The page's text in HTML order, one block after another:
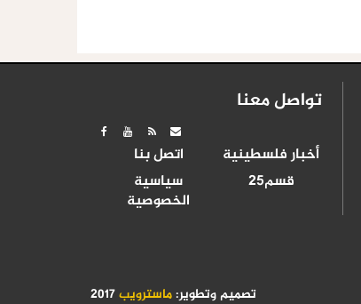
تواصل معنا
أخبار فلسطينية
اتصل بنا
قسم25
سياسية
الخصوصية
تصميم وتطوير:ماسترويب